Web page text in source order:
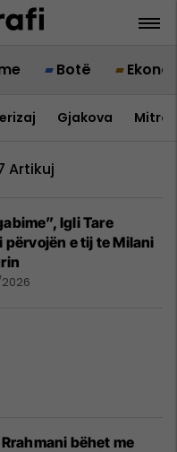
Botë
Gjakova
Artikuj
Igli Tare
e tij te Milani
bëhet me